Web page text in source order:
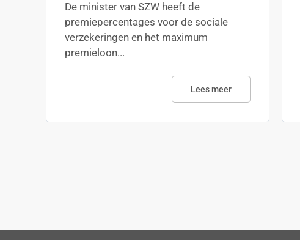
De minister van SZW heeft de
premiepercentages voor de sociale
verzekeringen en het maximum
premieloon...
Lees meer